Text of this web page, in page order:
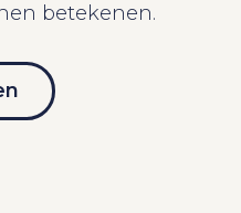
betekenen.